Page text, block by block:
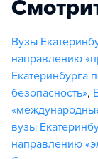
Вузы
направлению
Екатеринбурга
безопасность»,
вузы
направлению